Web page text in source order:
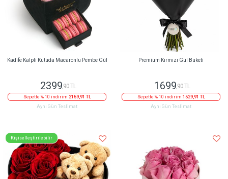
Kadife Kalpli Kutuda Macaronlu Pembe Gül
2399,90 TL
Sepette % 10 indirim 2159,91 TL
Aynı Gün Teslimat
Premium Kırmızı Gül Buketi
1699,90 TL
Sepette % 10 indirim 1529,91 TL
Aynı Gün Teslimat
Kişiselleştirilebilir